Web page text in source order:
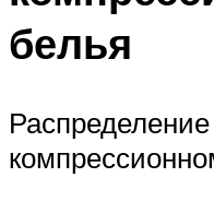
белья